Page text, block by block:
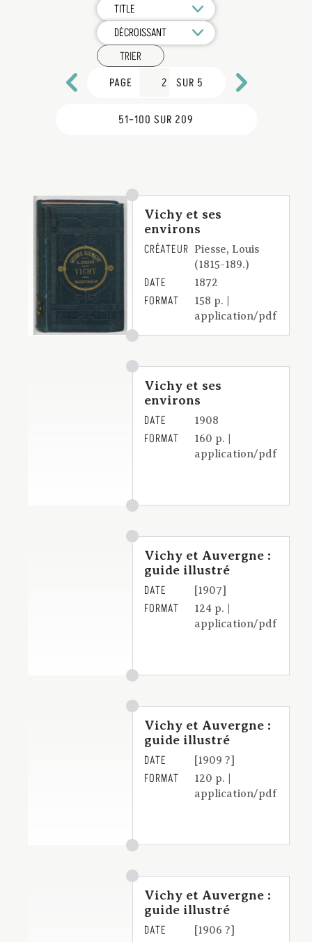
TRIER
PAGE
SUR 5
51–100 SUR 209
Vichy et ses
environs
CRÉATEUR Piesse, Louis
(1815-189.)
DATE 1872
FORMAT
158 p. |
application/pdf
Vichy et ses
environs
DATE 1908
FORMAT
160 p. |
application/pdf
Vichy et Auvergne :
guide illustré
DATE [1907]
FORMAT
124 p. |
application/pdf
Vichy et Auvergne :
guide illustré
DATE [1909 ?]
FORMAT
120 p. |
application/pdf
Vichy et Auvergne :
guide illustré
DATE [1906 ?]